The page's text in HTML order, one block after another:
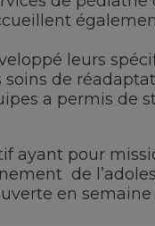
leurs
soins de
a permis de
ayant pour
de
en semaine